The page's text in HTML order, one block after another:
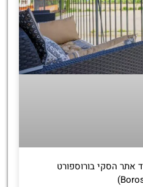
אתר הסקי בורוספורט